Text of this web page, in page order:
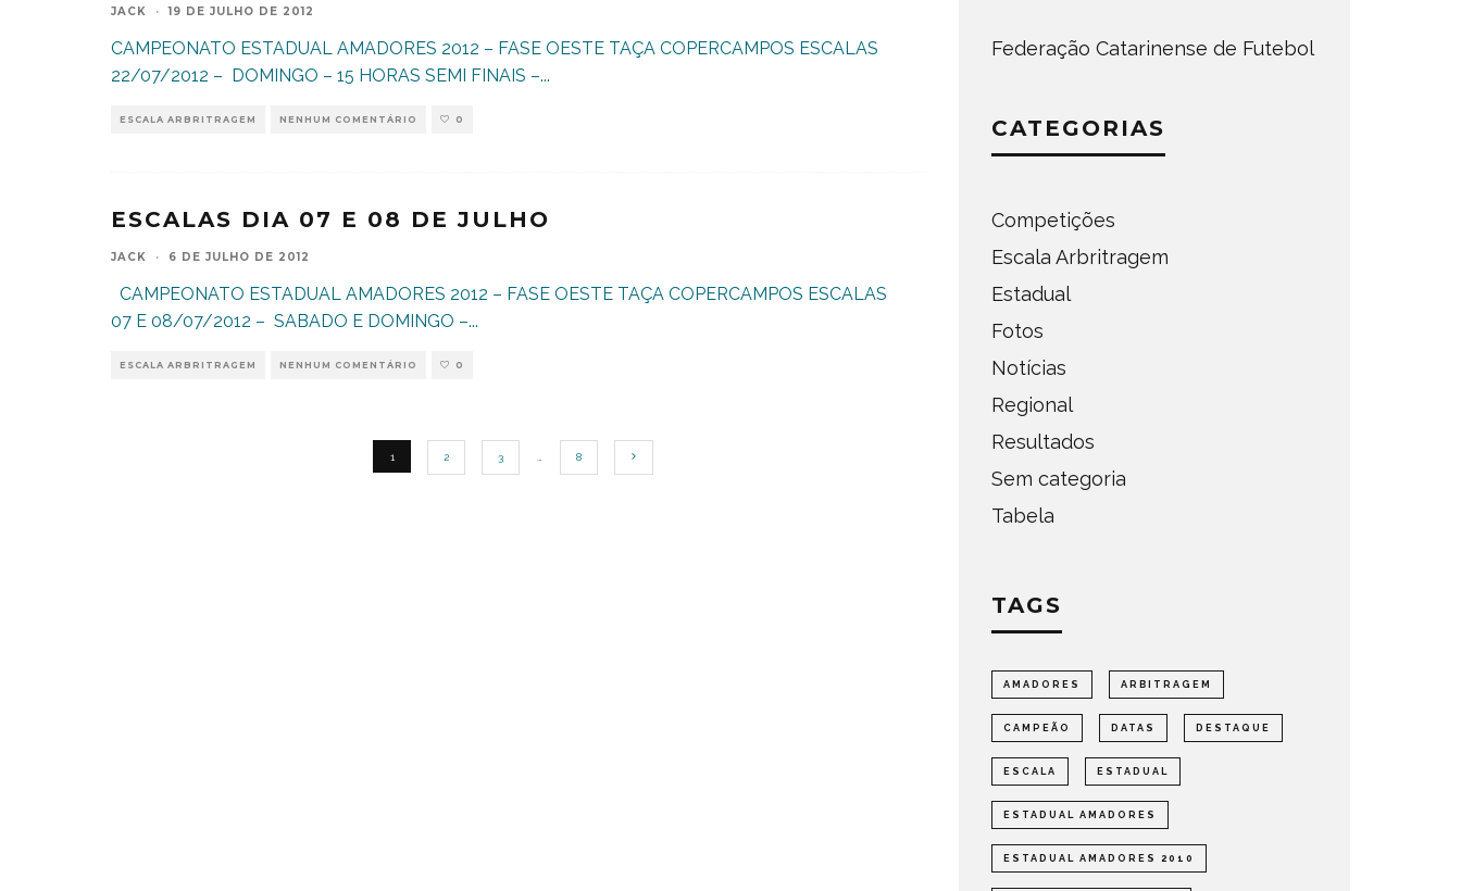
JACK · 19 DE JULHO DE 2012
CAMPEONATO ESTADUAL AMADORES 2012 – FASE OESTE TAÇA COPERCAMPOS ESCALAS
22/07/2012 – DOMINGO – 15 HORAS SEMI FINAIS –...
ESCALA ARBRITRAGEM NENHUM COMENTÁRIO 0
ESCALAS DIA 07 E 08 DE JULHO
JACK · 6 DE JULHO DE 2012
CAMPEONATO ESTADUAL AMADORES 2012 – FASE OESTE TAÇA COPERCAMPOS ESCALAS
07 E 08/07/2012 – SABADO E DOMINGO –...
ESCALA ARBRITRAGEM NENHUM COMENTÁRIO 0
1 2 3 8
Federação Catarinense de Futebol
CATEGORIAS
Competições
Escala Arbritragem
Estadual
Fotos
Notícias
Regional
Resultados
Sem categoria
Tabela
TAGS
AMADORES ARBITRAGEM
CAMPEÃO DATAS DESTAQUE
ESCALA ESTADUAL
ESTADUAL AMADORES
ESTADUAL AMADORES 2010